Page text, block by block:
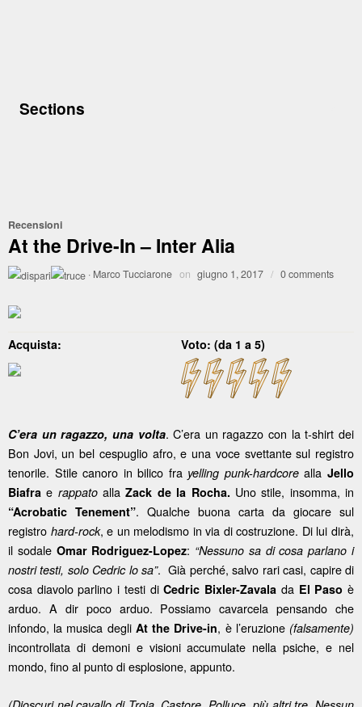
Sections
Recensioni
At the Drive-In – Inter Alia
· Marco Tucciarone on giugno 1, 2017 / 0 comments
Acquista: Voto: (da 1 a 5)
C’era un ragazzo, una volta. C’era un ragazzo con la t-shirt dei
Bon Jovi, un bel cespuglio afro, e una voce svettante sul registro
tenorile. Stile canoro in bilico fra yelling punk-hardcoreallaJello
Biafrae rappatoallaZack de la Rocha. Uno stile, insomma, in
“Acrobatic Tenement”. Qualche buona carta da giocare sul
registro hard-rock, e un melodismo in via di costruzione. Di lui dirà,
il sodale Omar Rodriguez-Lopez: “Nessuno sa di cosa parlano i
nostri testi, solo Cedric lo sa”. Già perché, salvo rari casi, capire di
cosa diavolo parlino i testi diCedric Bixler-Zavala da El Paso è
arduo. A dir poco arduo. Possiamo cavarcela pensando che
infondo, la musica degli At the Drive-in, è l’eruzione (falsamente)
incontrollata di demoni e visioni accumulate nella psiche, e nel
mondo, fino al punto di esplosione, appunto.